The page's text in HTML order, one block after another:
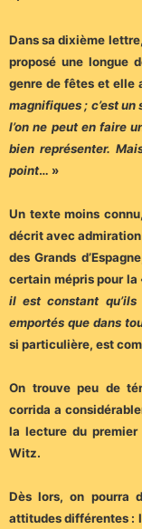
Dans sa dixième
proposé une longue
genre de fêtes et elle
magnifiques ; c’est
l’on ne peut en faire
bien représenter.
point… »
Un texte moins
décrit avec admiration
des Grands
certain mépris pour la
il est constant
emportés que dans
si particulière, est
On trouve peu de
corrida a
la lecture du premier
Witz.
Dès lors, on pourra
attitudes différentes :